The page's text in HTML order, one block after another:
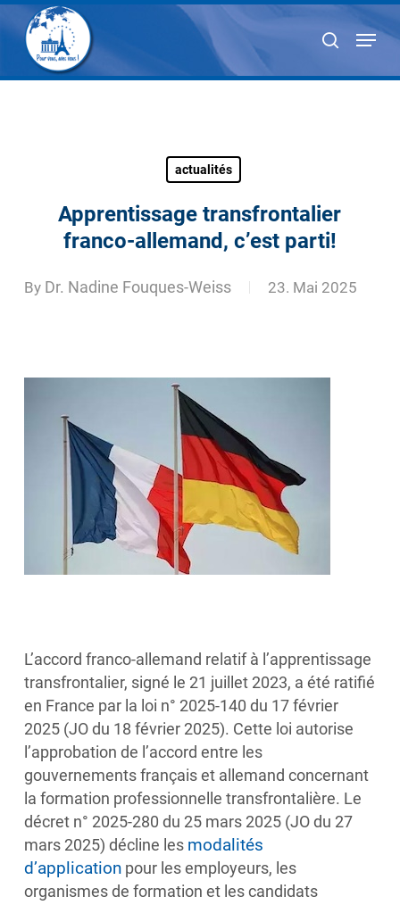
Skip
to
main
content
search
Menu
actualités
Apprentissage transfrontalier
franco-allemand, c’est parti!
By Dr. Nadine Fouques-Weiss 23. Mai 2025
L’accord franco-allemand relatif à l’apprentissage
transfrontalier, signé le 21 juillet 2023, a été ratifié
en France par la loi n° 2025-140 du 17 février
2025 (JO du 18 février 2025). Cette loi autorise
l’approbation de l’accord entre les
gouvernements français et allemand concernant
la formation professionnelle transfrontalière. Le
décret n° 2025-280 du 25 mars 2025 (JO du 27
mars 2025) décline les modalités
d’applicationpour les employeurs, les
organismes de formation et les candidats